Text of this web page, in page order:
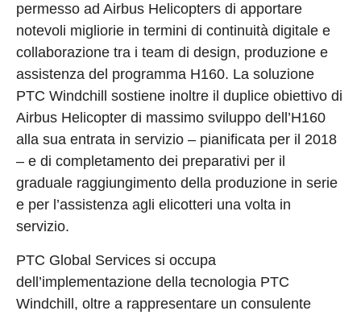
permesso ad Airbus Helicopters di apportare
notevoli migliorie in termini di continuità digitale e
collaborazione tra i team di design, produzione e
assistenza del programma H160. La soluzione
PTC Windchill sostiene inoltre il duplice obiettivo di
Airbus Helicopter di massimo sviluppo dell’H160
alla sua entrata in servizio – pianificata per il 2018
– e di completamento dei preparativi per il
graduale raggiungimento della produzione in serie
e per l’assistenza agli elicotteri una volta in
servizio.
PTC Global Services si occupa
dell’implementazione della tecnologia PTC
Windchill, oltre a rappresentare un consulente